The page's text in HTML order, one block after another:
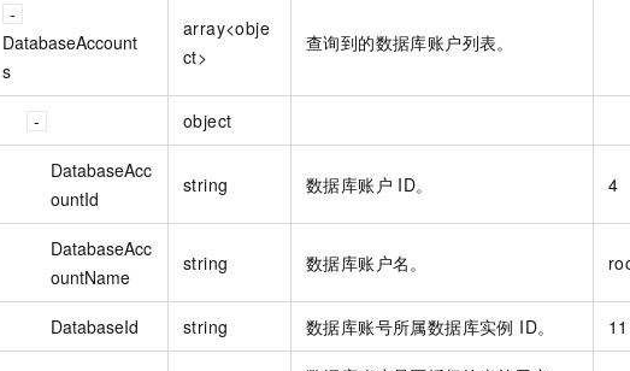
DatabaseAccount
s
array<obje
ct>
查询到的数据库账户列表。
object
DatabaseAcc
ountId
string 数据库账户 ID。 4
DatabaseAcc
ountName
string 数据库账户名。
DatabaseId string 数据库账号所属数据库实例 ID。 11